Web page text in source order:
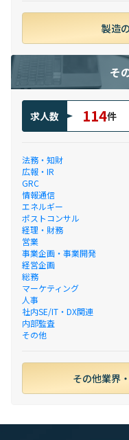
製造
そ
求人数 114件
法務・知財
広報・IR
GRC
情報通信
エネルギー
ポストコンサル
経理・財務
営業
事業企画・事業開発
経営企画
総務
マーケティング
人事
社内SE/IT・DX関連
内部監査
その他
その他業界